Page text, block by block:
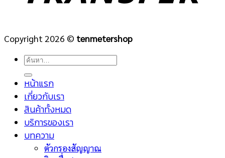
Copyright 2026 © tenmetershop
ค้นหา:
หน้าแรก
เกี่ยวกับเรา
สินค้าทั้งหมด
บริการของเรา
บทความ
ตัวกรองสัญญาณ